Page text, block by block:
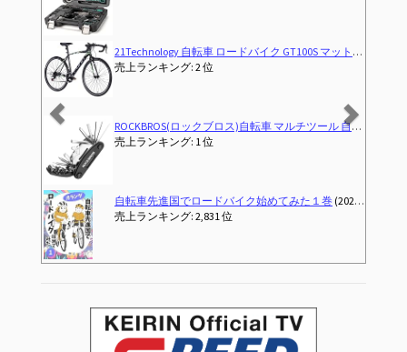
21Technology 自転車 ロードバイク GT100S マットブラック/グリーン 700x28cタイヤ シマノ14段変速ギヤ ドロップハンドル 補助ブレーキ付き 前後キャリパーブレーキ
売上ランキング: 2 位
ROCKBROS(ロックブロス)自転車 マルチツール 自転車工具セット 16in1 多機能 携帯 六角レンチ ソケット 高硬度 持ち運び便利 折りたたみ式携帯工具 ロードバイク MTB クロスバイク
売上ランキング: 1 位
自転車先進国でロードバイク始めてみた１巻 (2025-05-16T21:43:06.349-00:00)
売上ランキング: 2,831 位